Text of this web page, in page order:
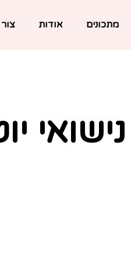
מתכונים אודות